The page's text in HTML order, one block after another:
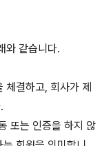
와 같습니다.
체결하고, 회사가 제
또는 인증을 하지 않